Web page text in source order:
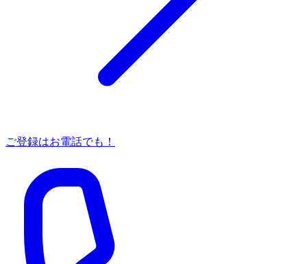
ご登録はお電話でも！